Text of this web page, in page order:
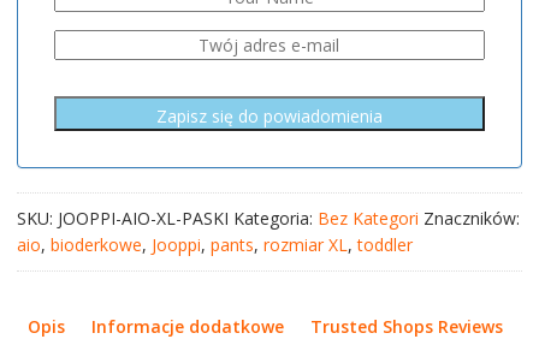
SKU: JOOPPI-AIO-XL-PASKI Kategoria: Bez Kategori Znaczników:
aio, bioderkowe, Jooppi, pants, rozmiar XL,toddler
Opis Informacje dodatkowe Trusted Shops Reviews